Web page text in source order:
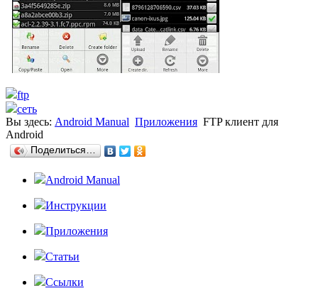
ftp
сеть
Вы здесь: Android Manual Приложения FTP клиент для
Android
Поделиться…
Android Manual
Инструкции
Приложения
Статьи
Ссылки